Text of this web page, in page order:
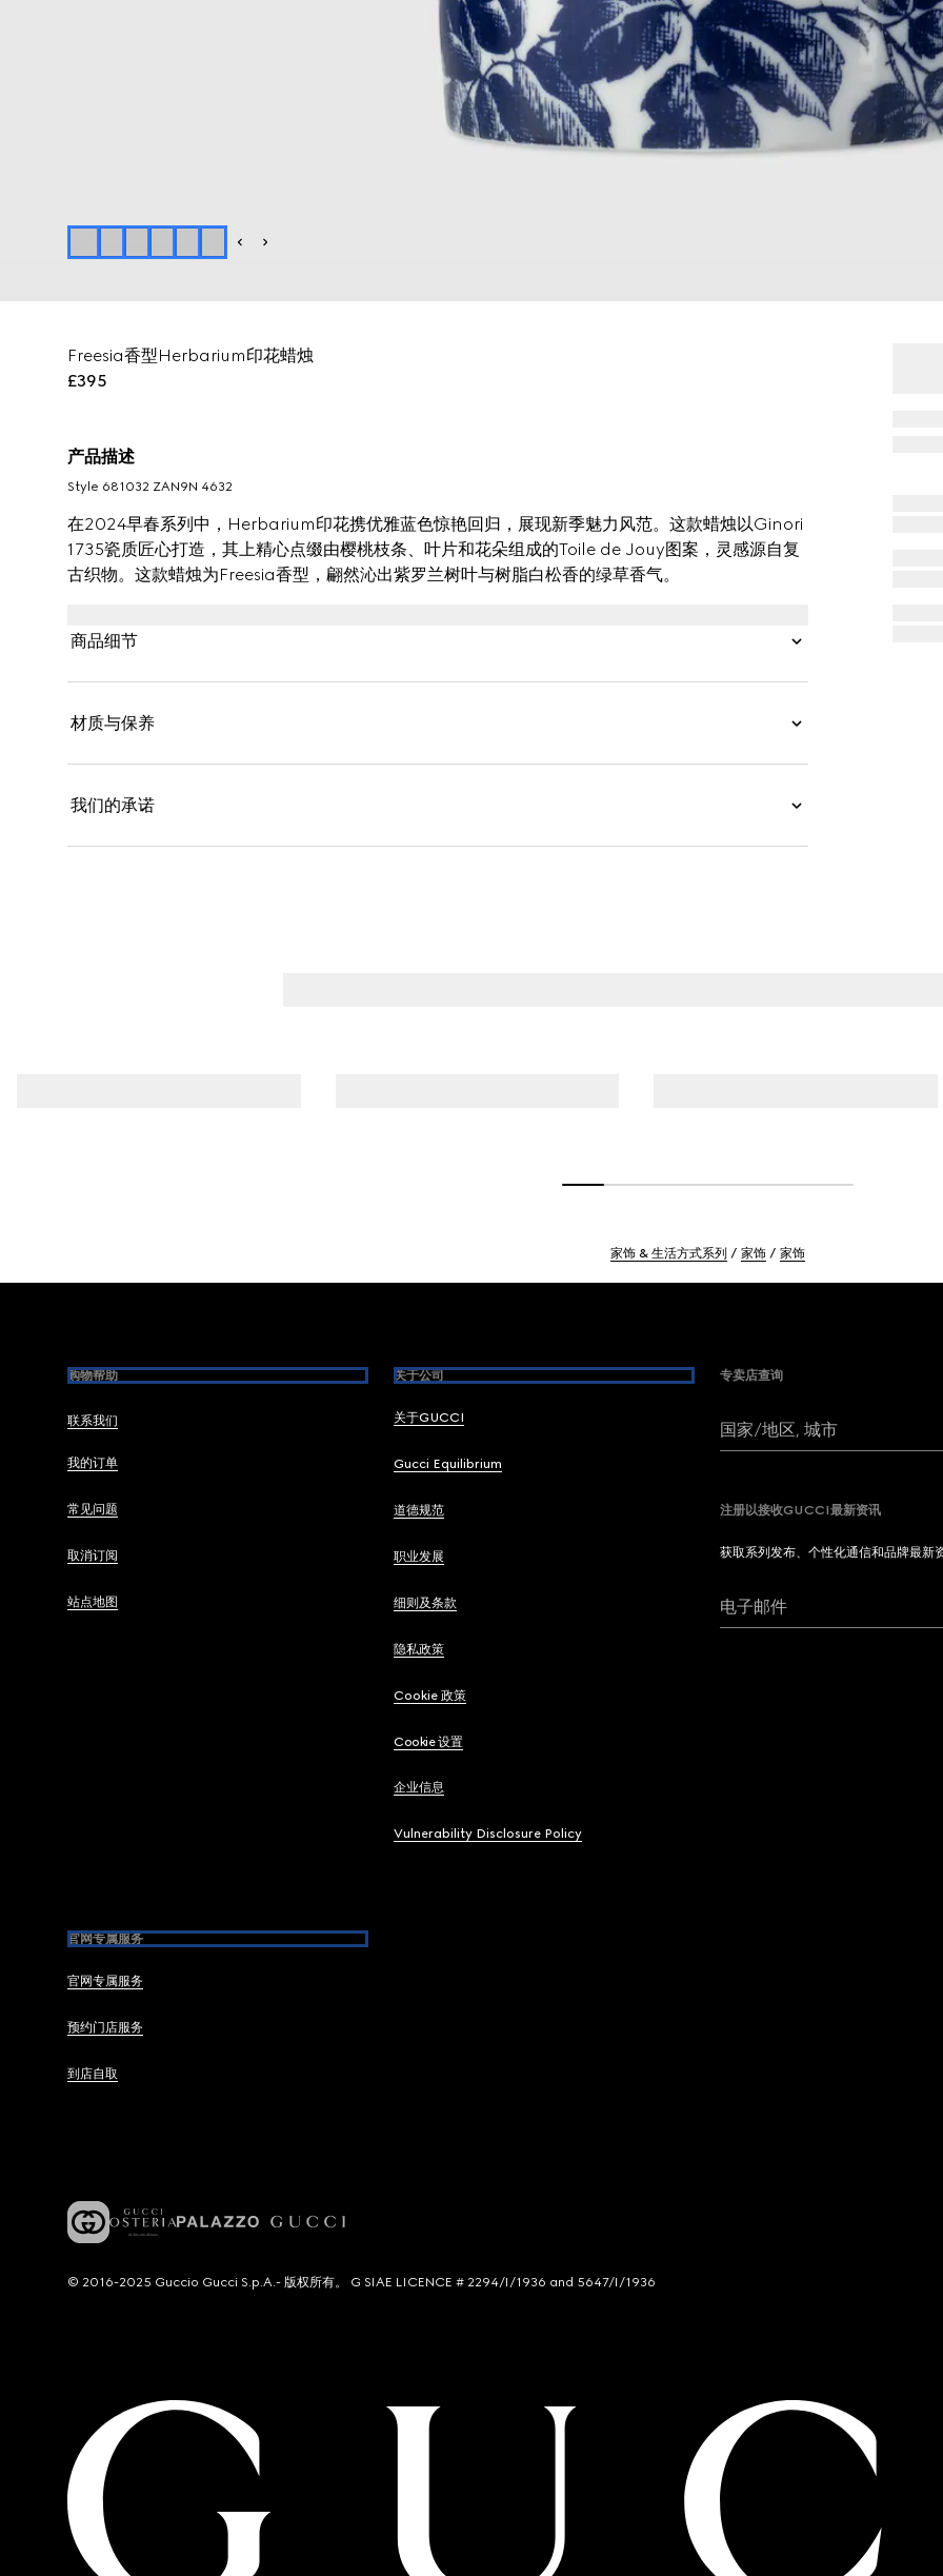
Freesia香型Herbarium印花蜡烛
£395
产品描述
Style ‎681032 ZAN9N 4632
在2024早春系列中，Herbarium印花携优雅蓝色惊艳回归，展现新季魅力风范。这款蜡烛以Ginori
1735瓷质匠心打造，其上精心点缀由樱桃枝条、叶片和花朵组成的Toile de Jouy图案，灵感源自复
古织物。这款蜡烛为Freesia香型，翩然沁出紫罗兰树叶与树脂白松香的绿草香气。
商品细节
材质与保养
我们的承诺
家饰 & 生活方式系列 家饰 家饰
购物帮助
联系我们
我的订单
常见问题
取消订阅
站点地图
关于公司
关于GUCCI
Gucci Equilibrium
道德规范
职业发展
细则及条款
隐私政策
Cookie 政策
Cookie 设置
企业信息
Vulnerability Disclosure Policy
官网专属服务
官网专属服务
预约门店服务
到店自取
专卖店查询
国家/地区, 城市
注册以接收GUCCI最新资讯
获取系列发布、个性化通信和品牌最新
电子邮件
© 2016-2025 Guccio Gucci S.p.A.- 版权所有。 G SIAE LICENCE # 2294/I/1936 and 5647/I/1936